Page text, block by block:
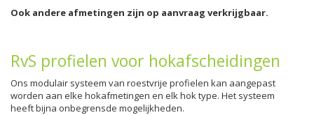
Ook andere afmetingen zijn op aanvraag verkrijgbaar.
RvS profielen voor hokafscheidingen
Ons modulair systeem van roestvrije profielen kan aangepast
worden aan elke hokafmetingen en elk hok type. Het systeem
heeft bijna onbegrensde mogelijkheden.